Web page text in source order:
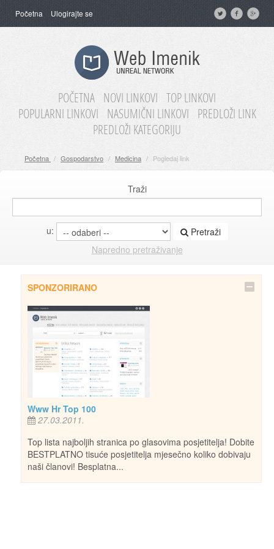
Početna Ulogirajte se
POČETNA NOVI LINKOVI TOP LINKOVI
POPULARNI LINKOVI
NASUMIČNI LINKOVI
PREDLOŽI LINK
PREDLOŽI KATEGORIJU
Početna / Gospodarstvo / Medicina / Pogledaj link
Traži
u:
Pretraži
Napredno pretraživanje
SPONZORIRANO
Www Hr Top 100
27.03.2011.
Top lista najboljih stranica po glasovima posjetitelja! Dobite
BESTPLATNO tisuće posjetitelja mjesečno koliko dobivaju
naši članovi! Besplatna...